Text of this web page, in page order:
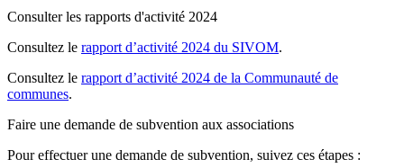
Consulter les rapports d'activité 2024
Consultez le rapport d’activité 2024 du SIVOM.
Consultez le rapport d’activité 2024 de la Communauté de
communes.
Faire une demande de subvention aux associations
Pour effectuer une demande de subvention, suivez ces étapes :